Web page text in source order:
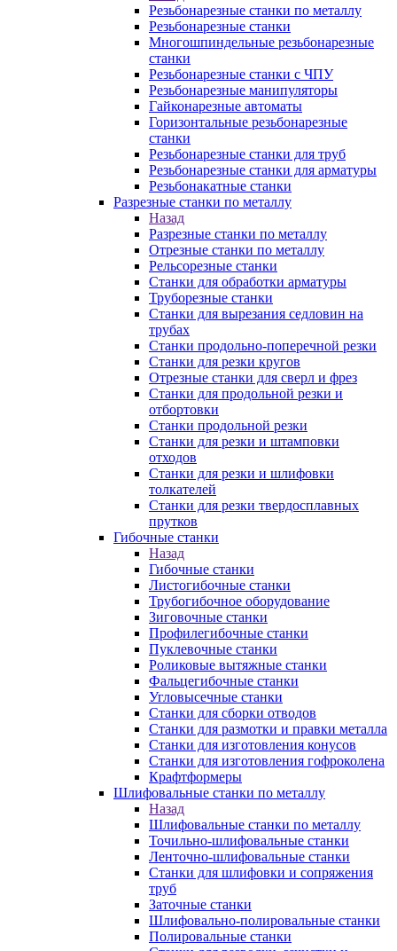
Резьбонарезные станки по металлу
Резьбонарезные станки
Многошпиндельные резьбонарезные
станки
Резьбонарезные станки с ЧПУ
Резьбонарезные манипуляторы
Гайконарезные автоматы
Горизонтальные резьбонарезные
станки
Резьбонарезные станки для труб
Резьбонарезные станки для арматуры
Резьбонакатные станки
Разрезные станки по металлу
Назад
Разрезные станки по металлу
Отрезные станки по металлу
Рельсорезные станки
Станки для обработки арматуры
Труборезные станки
Станки для вырезания седловин на
трубаx
Станки продольно-поперечной резки
Станки для резки кругов
Отрезные станки для сверл и фрез
Станки для продольной резки и
отбортовки
Станки продольной резки
Станки для резки и штамповки
отходов
Станки для резки и шлифовки
толкателей
Станки для резки твердосплавных
прутков
Гибочные станки
Назад
Гибочные станки
Листогибочные станки
Трубогибочное оборудование
Зиговочные станки
Профилегибочные станки
Пуклевочные станки
Роликовые вытяжные станки
Фальцегибочные станки
Угловысечные станки
Станки для сборки отводов
Станки для размотки и правки металла
Станки для изготовления конусов
Станки для изготовления гофроколена
Крафтформеры
Шлифовальные станки по металлу
Назад
Шлифовальные станки по металлу
Точильно-шлифовальные станки
Ленточно-шлифовальные станки
Станки для шлифовки и сопряжения
труб
Заточные станки
Шлифовально-полировальные станки
Полировальные станки